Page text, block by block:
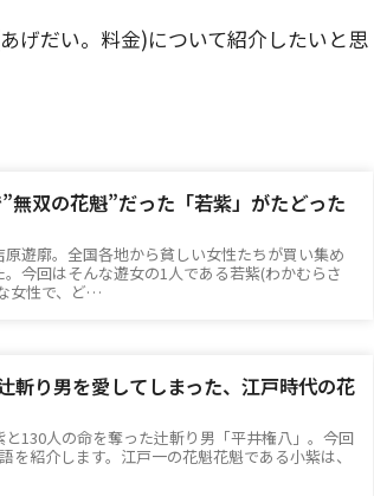
げだい。料金)について紹介したいと思
双の花魁”だった「若紫」がたどった
遊廓。全国各地から貧しい女性たちが買い集め
今回はそんな遊女の1人である若紫(わかむらさ
女性で、ど…
斬り男を愛してしまった、江戸時代の花
130人の命を奪った辻斬り男「平井権八」。今回
を紹介します。江戸一の花魁花魁である小紫は、